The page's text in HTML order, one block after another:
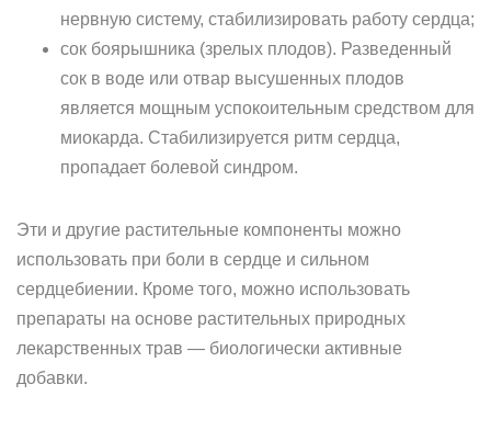
нервную систему, стабилизировать работу сердца;
сок боярышника (зрелых плодов). Разведенный
сок в воде или отвар высушенных плодов
является мощным успокоительным средством для
миокарда. Стабилизируется ритм сердца,
пропадает болевой синдром.
Эти и другие растительные компоненты можно
использовать при боли в сердце и сильном
сердцебиении. Кроме того, можно использовать
препараты на основе растительных природных
лекарственных трав — биологически активные
добавки.